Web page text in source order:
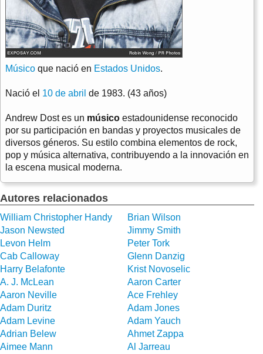
Músico que nació en Estados Unidos.
Nació el 10 de abril de 1983. (43 años)
Andrew Dost es un músico estadounidense reconocido
por su participación en bandas y proyectos musicales de
diversos géneros. Su estilo combina elementos de rock,
pop y música alternativa, contribuyendo a la innovación en
la escena musical moderna.
Autores relacionados
William Christopher Handy
Brian Wilson
Jason Newsted
Jimmy Smith
Levon Helm
Peter Tork
Cab Calloway
Glenn Danzig
Harry Belafonte
Krist Novoselic
A. J. McLean
Aaron Carter
Aaron Neville
Ace Frehley
Adam Duritz
Adam Jones
Adam Levine
Adam Yauch
Adrian Belew
Ahmet Zappa
Aimee Mann
Al Jarreau